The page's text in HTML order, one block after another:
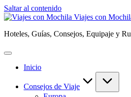
Saltar al contenido
Viajes con
Hoteles, Guías, Consejos, Equipaje y
Inicio
Consejos de Viaje